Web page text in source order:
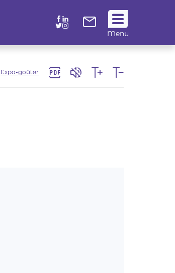
!
Menu
Expo-goûter